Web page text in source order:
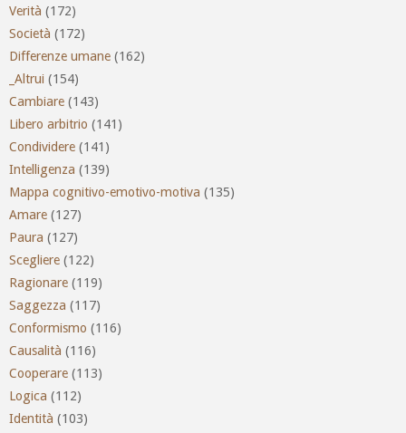
Verità (172)
Società (172)
Differenze umane (162)
_Altrui (154)
Cambiare (143)
Libero arbitrio (141)
Condividere (141)
Intelligenza (139)
Mappa cognitivo-emotivo-motiva (135)
Amare (127)
Paura (127)
Scegliere (122)
Ragionare (119)
Saggezza (117)
Conformismo (116)
Causalità (116)
Cooperare (113)
Logica (112)
Identità (103)